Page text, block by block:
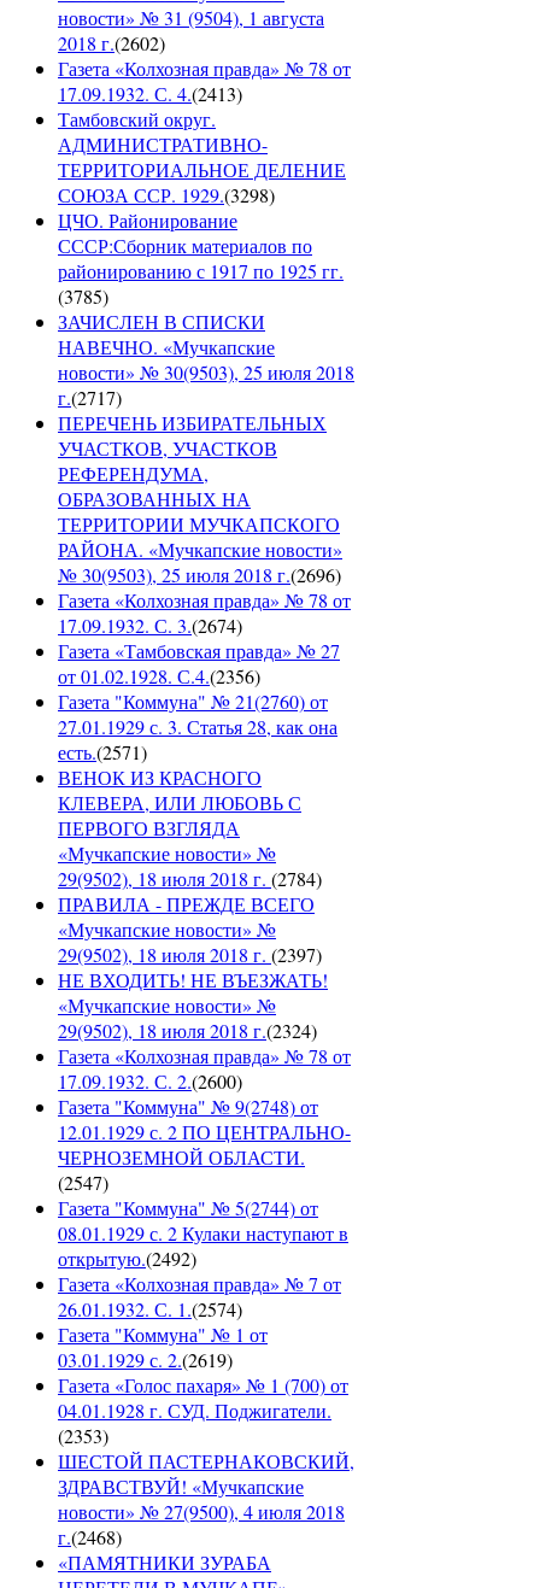
новости» № 31 (9504), 1 августа
2018 г.(2602)
Газета «Колхозная правда» № 78 от
17.09.1932. С. 4.(2413)
Тамбовский округ.
АДМИНИСТРАТИВНО-
ТЕРРИТОРИАЛЬНОЕ ДЕЛЕНИЕ
СОЮЗА ССР. 1929.(3298)
ЦЧО. Районирование
СССР:Сборник материалов по
районированию с 1917 по 1925 гг.
(3785)
ЗАЧИСЛЕН В СПИСКИ
НАВЕЧНО. «Мучкапские
новости» № 30(9503), 25 июля 2018
г.(2717)
ПЕРЕЧЕНЬ ИЗБИРАТЕЛЬНЫХ
УЧАСТКОВ, УЧАСТКОВ
РЕФЕРЕНДУМА,
ОБРАЗОВАННЫХ НА
ТЕРРИТОРИИ МУЧКАПСКОГО
РАЙОНА. «Мучкапские новости»
№ 30(9503), 25 июля 2018 г.(2696)
Газета «Колхозная правда» № 78 от
17.09.1932. С. 3.(2674)
Газета «Тамбовская правда» № 27
от 01.02.1928. С.4.(2356)
Газета "Коммуна" № 21(2760) от
27.01.1929 с. 3. Статья 28, как она
есть.(2571)
ВЕНОК ИЗ КРАСНОГО
КЛЕВЕРА, ИЛИ ЛЮБОВЬ С
ПЕРВОГО ВЗГЛЯДА
«Мучкапские новости» №
29(9502), 18 июля 2018 г. (2784)
ПРАВИЛА - ПРЕЖДЕ ВСЕГО
«Мучкапские новости» №
29(9502), 18 июля 2018 г. (2397)
НЕ ВХОДИТЬ! НЕ ВЪЕЗЖАТЬ!
«Мучкапские новости» №
29(9502), 18 июля 2018 г.(2324)
Газета «Колхозная правда» № 78 от
17.09.1932. С. 2.(2600)
Газета "Коммуна" № 9(2748) от
12.01.1929 с. 2 ПО ЦЕНТРАЛЬНО-
ЧЕРНОЗЕМНОЙ ОБЛАСТИ.
(2547)
Газета "Коммуна" № 5(2744) от
08.01.1929 с. 2 Кулаки наступают в
открытую.(2492)
Газета «Колхозная правда» № 7 от
26.01.1932. С. 1.(2574)
Газета "Коммуна" № 1 от
03.01.1929 с. 2.(2619)
Газета «Голос пахаря» № 1 (700) от
04.01.1928 г. СУД. Поджигатели.
(2353)
ШЕСТОЙ ПАСТЕРНАКОВСКИЙ,
ЗДРАВСТВУЙ! «Мучкапские
новости» № 27(9500), 4 июля 2018
г.(2468)
«ПАМЯТНИКИ ЗУРАБА